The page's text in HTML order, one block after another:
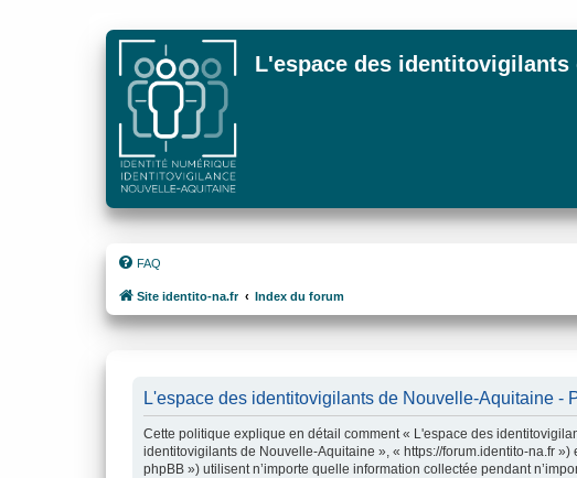
L'espace des identitovigilants
FAQ
Site identito-na.fr Index du forum
L'espace des identitovigilants de Nouvelle-Aquitaine -
Cette politique explique en détail comment « L'espace des
identitovigilants de Nouvelle-Aquitaine », « https://forum.identito-na.fr
phpBB ») utilisent n’importe quelle information collectée pendant